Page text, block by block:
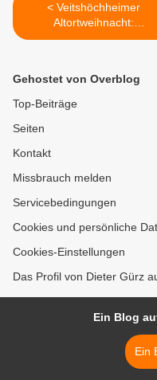
< Veitshöchheimer
Altortweihnacht:
Spezialiäten aus Greve in
Gehostet von Overblog
Top-Beiträge
Seiten
Kontakt
Missbrauch melden
Servicebedingungen
Cookies und persönliche
Cookies-Einstellungen
Das Profil von Dieter Gürz
Ein Blog
Ein